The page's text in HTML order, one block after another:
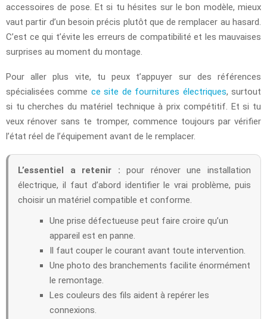
accessoires de pose. Et si tu hésites sur le bon modèle, mieux
vaut partir d’un besoin précis plutôt que de remplacer au hasard.
C’est ce qui t’évite les erreurs de compatibilité et les mauvaises
surprises au moment du montage.
Pour aller plus vite, tu peux t’appuyer sur des références
spécialisées comme ce site de fournitures électriques, surtout
si tu cherches du matériel technique à prix compétitif. Et si tu
veux rénover sans te tromper, commence toujours par vérifier
l’état réel de l’équipement avant de le remplacer.
L’essentiel a retenir : pour rénover une installation
électrique, il faut d’abord identifier le vrai problème, puis
choisir un matériel compatible et conforme.
Une prise défectueuse peut faire croire qu’un
appareil est en panne.
Il faut couper le courant avant toute intervention.
Une photo des branchements facilite énormément
le remontage.
Les couleurs des fils aident à repérer les
connexions.